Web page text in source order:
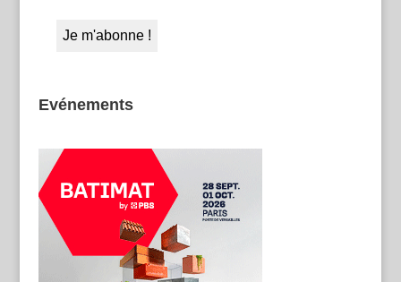
Evénements